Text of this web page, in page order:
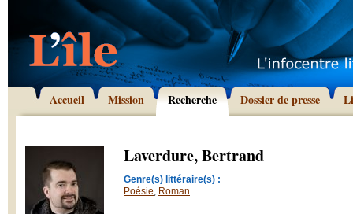
Accueil Mission Recherche Dossier de presse
Laverdure, Bertrand
Genre(s) littéraire(s) :
Poésie, Roman